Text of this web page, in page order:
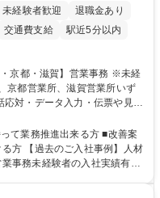
未経験者歓迎
退職金あり
交通費支給
駅近5分以内
対・データ入力・伝票や見積
で発生する事務業務や業務改
務システムがきちんと構築さ
ができる環境です。また、
て業務推進出来る方 ■改善案
方 【過去のご入社事例】人材
事務未経験者の入社実績有